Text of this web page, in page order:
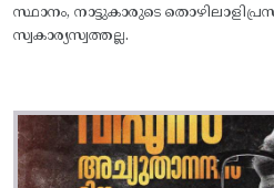
സ്ഥാനം, നാട്ടുകാരുടെ
സ്വകാര്യസ്വത്തല്ല.